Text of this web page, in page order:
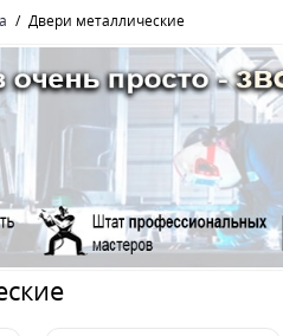
Двери металлические